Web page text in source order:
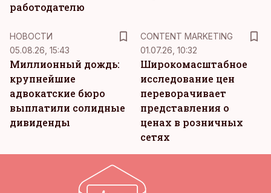
работодателю
НОВОСТИ
05.08.26, 15:43
Миллионный дождь:
крупнейшие
адвокатские бюро
выплатили солидные
дивиденды
CONTENT MARKETING
01.07.26, 10:32
Широкомасштабное
исследование цен
переворачивает
представления о
ценах в розничных
сетях